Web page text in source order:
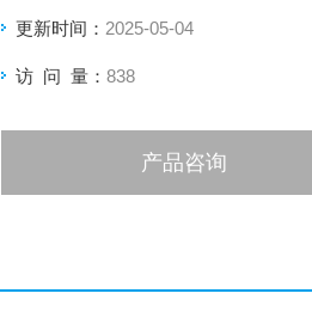
更新时间： 2025-05-04
访 问 量： 838
产品咨询